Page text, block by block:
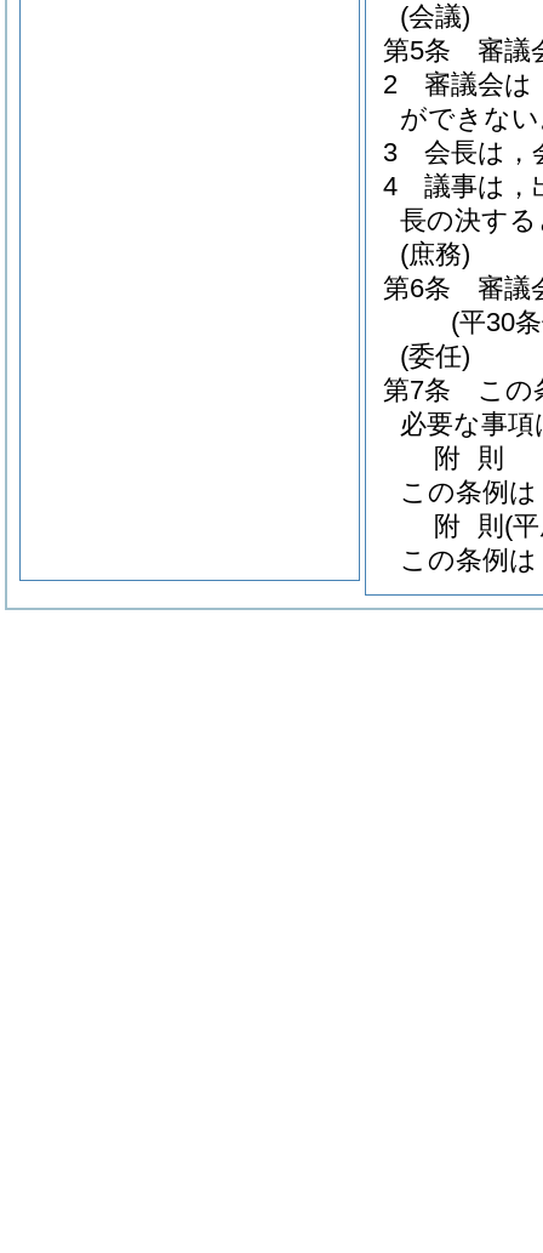
(会議)
第5条
審議
2
審議会は
ができな
3
会長は，
4
議事は，
長の決す
(庶務)
第6条
審議
(平30
(委任)
第7条
この
必要な事
附 則
この条例
附 則 (
この条例